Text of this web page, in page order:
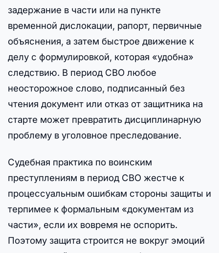
задержание в части или на пункте
временной дислокации, рапорт, первичные
объяснения, а затем быстрое движение к
делу с формулировкой, которая «удобна»
следствию. В период СВО любое
неосторожное слово, подписанный без
чтения документ или отказ от защитника на
старте может превратить дисциплинарную
проблему в уголовное преследование.
Судебная практика по воинским
преступлениям в период СВО жестче к
процессуальным ошибкам стороны защиты и
терпимее к формальным «документам из
части», если их вовремя не оспорить.
Поэтому защита строится не вокруг эмоций